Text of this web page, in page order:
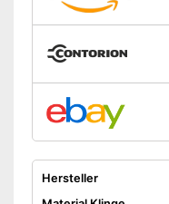
Hersteller